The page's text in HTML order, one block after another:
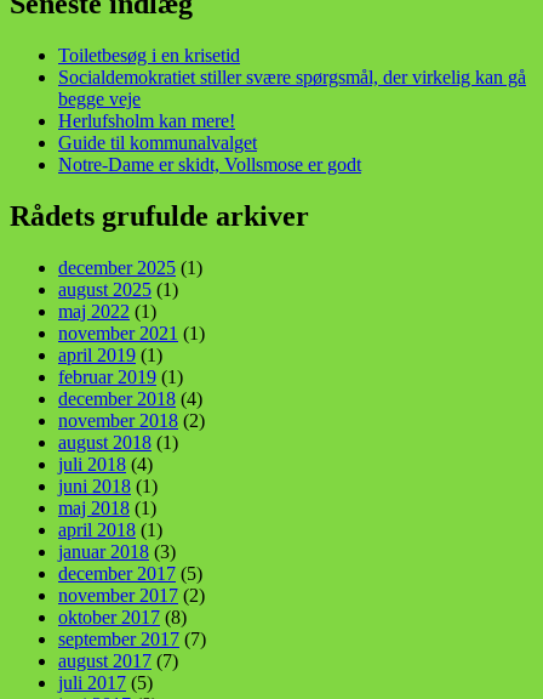
Toiletbesøg i en krisetid
Socialdemokratiet stiller svære spørgsmål, der virkelig kan gå
begge veje
Herlufsholm kan mere!
Guide til kommunalvalget
Notre-Dame er skidt, Vollsmose er godt
Rådets grufulde arkiver
december 2025 (1)
august 2025 (1)
maj 2022 (1)
november 2021 (1)
april 2019 (1)
februar 2019 (1)
december 2018 (4)
november 2018 (2)
august 2018 (1)
juli 2018 (4)
juni 2018 (1)
maj 2018 (1)
april 2018 (1)
januar 2018 (3)
december 2017 (5)
november 2017 (2)
oktober 2017 (8)
september 2017 (7)
august 2017 (7)
juli 2017 (5)